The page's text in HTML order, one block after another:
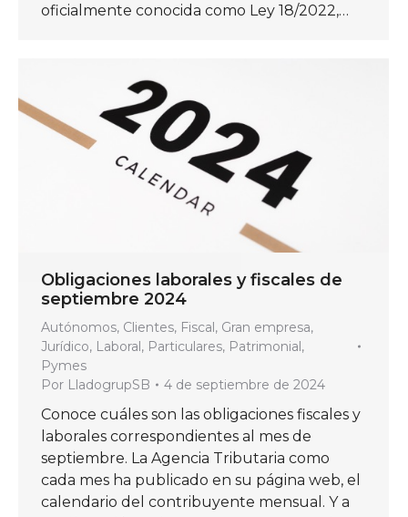
oficialmente conocida como Ley 18/2022,…
Obligaciones laborales y fiscales de
septiembre 2024
Autónomos, Clientes, Fiscal, Gran empresa,
Jurídico, Laboral, Particulares, Patrimonial,
Pymes
Por LladogrupSB 4 de septiembre de 2024
Conoce cuáles son las obligaciones fiscales y
laborales correspondientes al mes de
septiembre. La Agencia Tributaria como
cada mes ha publicado en su página web, el
calendario del contribuyente mensual. Y a